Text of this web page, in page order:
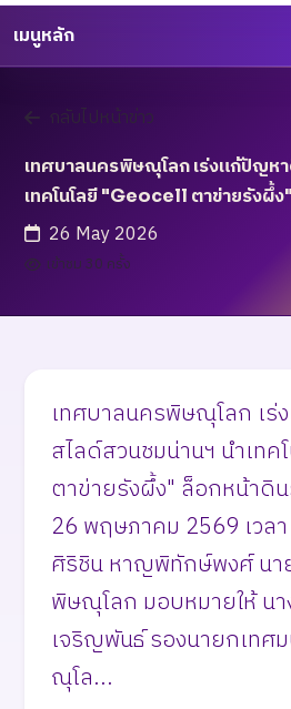
เมนูหลัก
กลับไปหน้าข่าว
เทศบาลนครพิษณุโลก เร่งแก้ปัญห
เทคโนโลยี "Geocell ตาข่ายรังผึ้
26 May 2026
เข้าชม 30 ครั้ง
เทศบาลนครพิษณุโลก เ
สไลด์สวนชมน่านฯ นำเทค
ตาข่ายรังผึ้ง" ล็อกหน้าดิ
26 พฤษภาคม 2569 เวล
ศิริชิน หาญพิทักษ์พงศ์ นา
พิษณุโลก มอบหมายให้ น
เจริญพันธ์ รองนายกเท
ณุโล...